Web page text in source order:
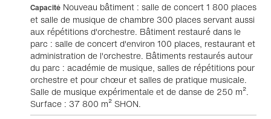
Capacité Nouveau bâtiment : salle de concert 1 800 places
et salle de musique de chambre 300 places servant aussi
aux répétitions d'orchestre. Bâtiment restauré dans le
parc : salle de concert d'environ 100 places, restaurant et
administration de l'orchestre. Bâtiments restaurés autour
du parc : académie de musique, salles de répétitions pour
orchestre et pour chœur et salles de pratique musicale.
Salle de musique expérimentale et de danse de 250 m².
Surface : 37 800 m² SHON.